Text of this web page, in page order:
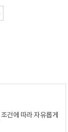
조건에 따라 자유롭게